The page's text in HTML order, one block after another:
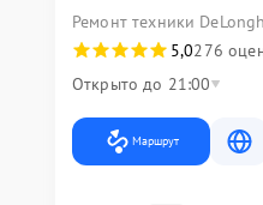
Ремонт техники
5,0276
Открыто до 21:00
Маршрут